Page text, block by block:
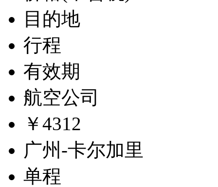
目的地
行程
有效期
航空公司
￥4312
广州-卡尔加里
单程